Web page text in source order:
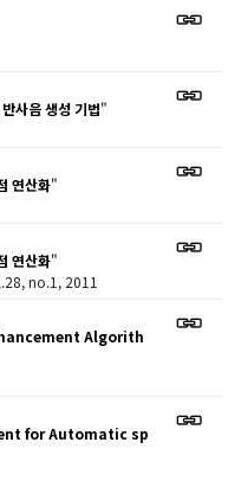
사음 생성 기법"
연산화"
연산화"
no.1, 2011
Algorith
for Automatic sp